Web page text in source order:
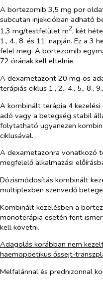
A bortezomib 3,5 mg por
subcutan injekcióban adható
1,3 mg/testfelület m2, két
1., 4., 8. és 11. napján. Ez a 3
felel meg. A bortezomib
72 órának kell eltelnie.
A dexametazont 20 mg‑os
terápiás ciklus 1., 2., 4., 5., 8.,
A kombinált terápia 4
adó vagy a betegség stabil
folytatható ugyanezen
ciklusával.
A dexametazonra vonatkozó
megfelelő alkalmazási
Dózismódosítás kombinált
multiplexben szenvedő
Kombinált kezelésben a
monoterápia esetén fent
kell követni.
Adagolás korábban nem
haemopoetikus
Melfalánnal és prednizonnal